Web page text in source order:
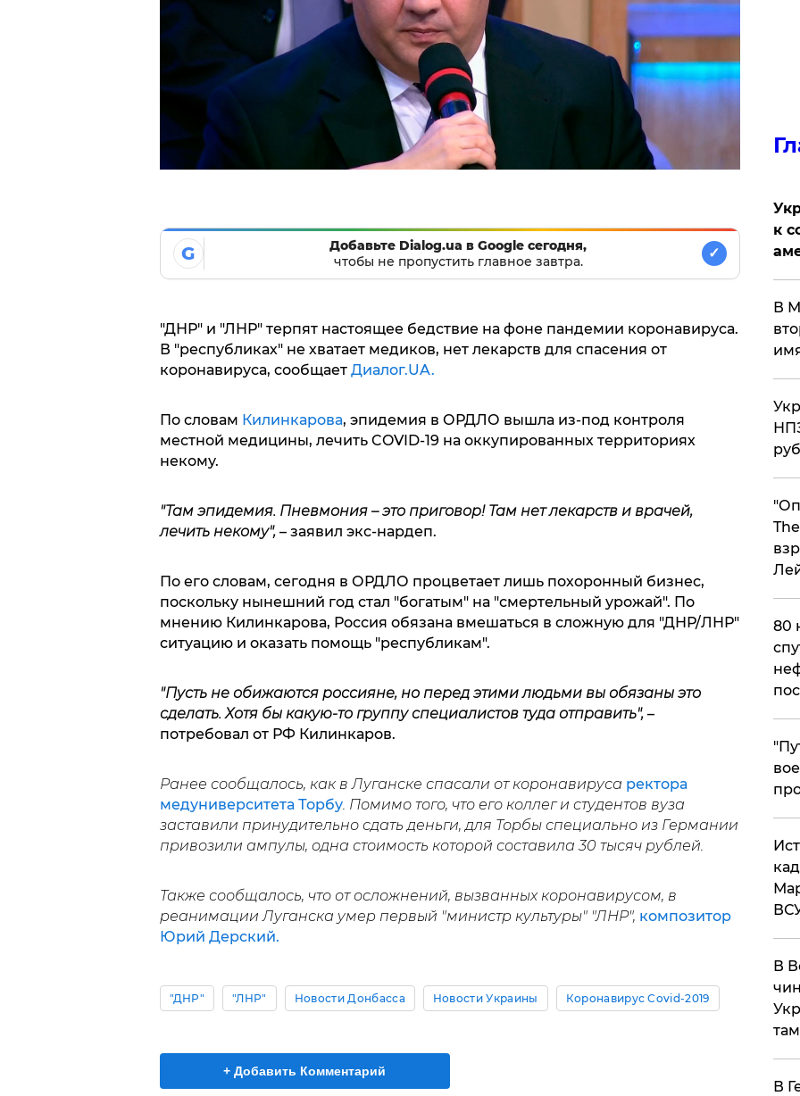
G
Добавьте Dialog.ua в Google сегодня,
чтобы не пропустить главное завтра.
✓
"ДНР" и "ЛНР" терпят настоящее бедствие на фоне пандемии коронавируса.
В "республиках" не хватает медиков, нет лекарств для спасения от
коронавируса, сообщает Диалог.UA.
По словам Килинкарова, эпидемия в ОРДЛО вышла из-под контроля
местной медицины, лечить COVID-19 на оккупированных территориях
некому.
"Там эпидемия. Пневмония – это приговор! Там нет лекарств и врачей,
лечить некому", – заявил экс-нардеп.
По его словам, сегодня в ОРДЛО процветает лишь похоронный бизнес,
поскольку нынешний год стал "богатым" на "смертельный урожай". По
мнению Килинкарова, Россия обязана вмешаться в сложную для "ДНР/ЛНР"
ситуацию и оказать помощь "республикам".
"Пусть не обижаются россияне, но перед этими людьми вы обязаны это
сделать. Хотя бы какую-то группу специалистов туда отправить",–
потребовал от РФ Килинкаров.
Ранее сообщалось, как в Луганске спасали от коронавируса ректора
медуниверситета Торбу. Помимо того, что его коллег и студентов вуза
заставили принудительно сдать деньги, для Торбы специально из Германии
привозили ампулы, одна стоимость которой составила 30 тысяч рублей.
Также сообщалось, что от осложнений, вызванных коронавирусом, в
реанимации Луганска умер первый "министр культуры" "ЛНР", композитор
Юрий Дерский.
"ДНР" "ЛНР" Новости Донбасса Новости Украины Коронавирус Covid-2019
+ Добавить Комментарий
к
В
80
В
​В